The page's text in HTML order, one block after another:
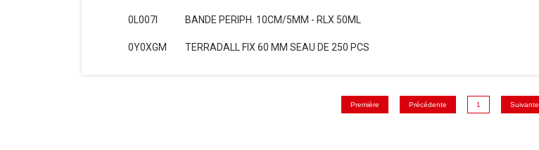
0L007I BANDE PERIPH. 10CM/5MM - RLX 50ML
0Y0XGM TERRADALL FIX 60 MM SEAU DE 250 PCS
Première Précédente 1 Suivante